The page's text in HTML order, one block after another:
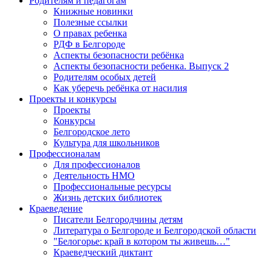
Книжные новинки
Полезные ссылки
О правах ребенка
РДФ в Белгороде
Аспекты безопасности ребёнка
Аспекты безопасности ребенка. Выпуск 2
Родителям особых детей
Как уберечь ребёнка от насилия
Проекты и конкурсы
Проекты
Конкурсы
Белгородское лето
Культура для школьников
Профессионалам
Для профессионалов
Деятельность НМО
Профессиональные ресурсы
Жизнь детских библиотек
Краеведение
Писатели Белгородчины детям
Литература о Белгороде и Белгородской области
"Белогорье: край в котором ты живешь…"
Краеведческий диктант